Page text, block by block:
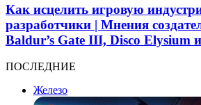
Как исцелить игровую
разработчики | Мнения
Baldur’s Gate III, Disco Elysium
ПОСЛЕДНИЕ
Железо